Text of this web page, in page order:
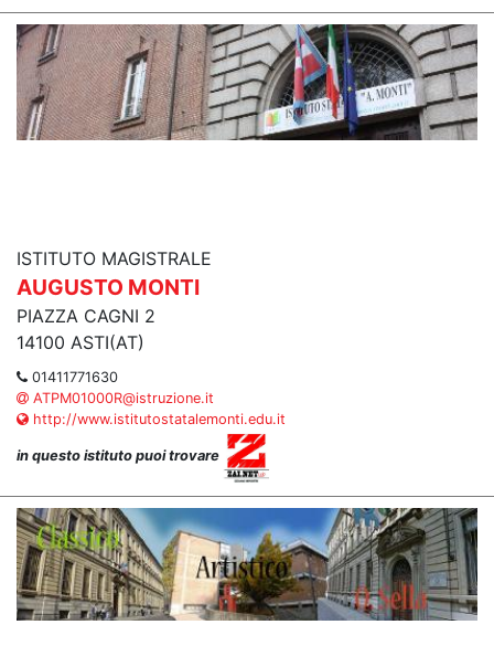
ISTITUTO MAGISTRALE
AUGUSTO MONTI
PIAZZA CAGNI 2
14100 ASTI(AT)
01411771630
ATPM01000R@istruzione.it
http://www.istitutostatalemonti.edu.it
in questo istituto puoi trovare